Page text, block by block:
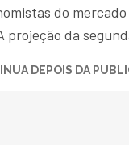
do
projeção da
DEPOIS DA